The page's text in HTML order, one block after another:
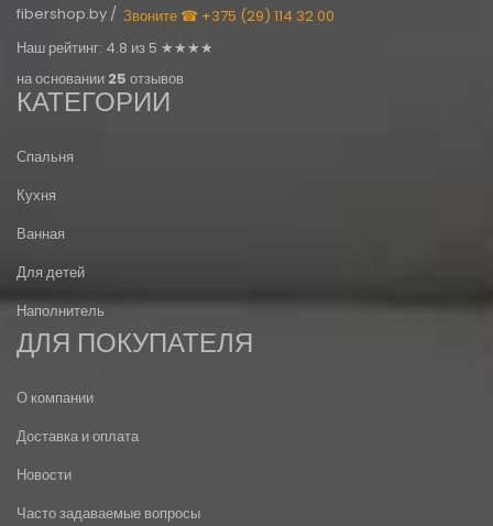
fibershop.by / Звоните ☎ +375 (29) 114 32 00
Наш рейтинг: 4.8 из 5 ★★★★
на основании 25 отзывов
КАТЕГОРИИ
Спальня
Кухня
Ванная
Для детей
Наполнитель
ДЛЯ ПОКУПАТЕЛЯ
О компании
Доставка и оплата
Новости
Часто задаваемые вопросы